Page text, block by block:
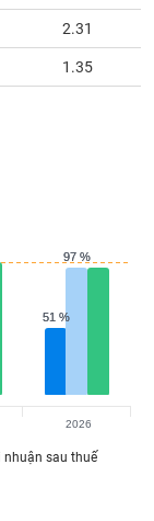
2.31
1.35
51 %
51 %
97 %
97 %
nhuận sau thuế
2026